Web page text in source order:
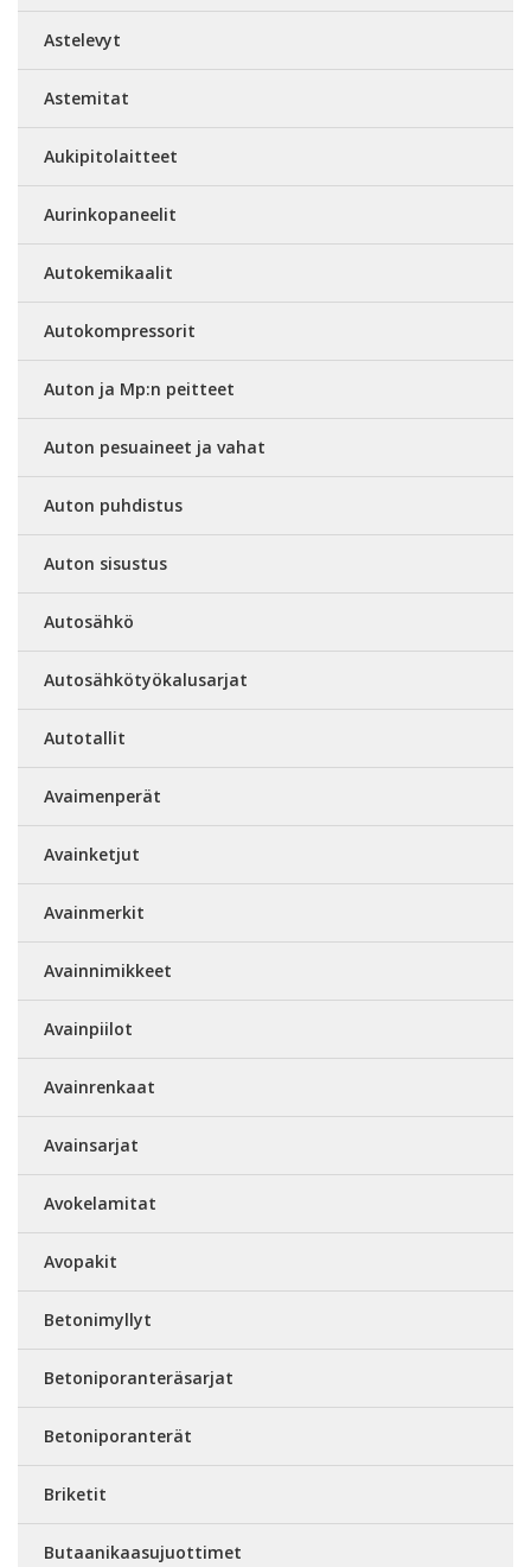
Astelevyt
Astemitat
Aukipitolaitteet
Aurinkopaneelit
Autokemikaalit
Autokompressorit
Auton ja Mp:n peitteet
Auton pesuaineet ja vahat
Auton puhdistus
Auton sisustus
Autosähkö
Autosähkötyökalusarjat
Autotallit
Avaimenperät
Avainketjut
Avainmerkit
Avainnimikkeet
Avainpiilot
Avainrenkaat
Avainsarjat
Avokelamitat
Avopakit
Betonimyllyt
Betoniporanteräsarjat
Betoniporanterät
Briketit
Butaanikaasujuottimet